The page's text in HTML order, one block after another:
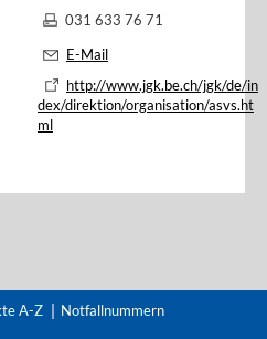
031 633 76 71
E-Mail
http://www.jgk.be.ch/jgk/de/in
dex/direktion/organisation/asvs.ht
ml
A-Z Notfallnummern